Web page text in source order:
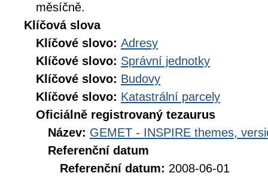
měsíčně.
Klíčová slova
Klíčové slovo: Adresy
Klíčové slovo: Správní jednotky
Klíčové slovo: Budovy
Klíčové slovo: Katastrální parcely
Oficiálně registrovaný tezaurus
Název: GEMET - INSPIRE themes,
Referenční datum
Referenční datum: 2008-06-01